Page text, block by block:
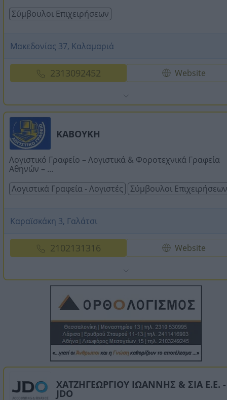
Σύμβουλοι Επιχειρήσεων
Μακεδονίας 37, Καλαμαριά
2313092452 Website
ΚΑΒΟΥΚΗ
Λογιστικό Γραφείο – Λογιστικά & Φοροτεχνικά Γραφεία
Αθηνών – ...
Λογιστικά Γραφεία - Λογιστές
Σύμβουλοι Επιχειρήσεων
Καραϊσκάκη 3, Γαλάτσι
2102131316 Website
ΧΑΤΖΗΓΕΩΡΓΙΟΥ ΙΩΑΝΝΗΣ & ΣΙΑ Ε.Ε. -
JDO